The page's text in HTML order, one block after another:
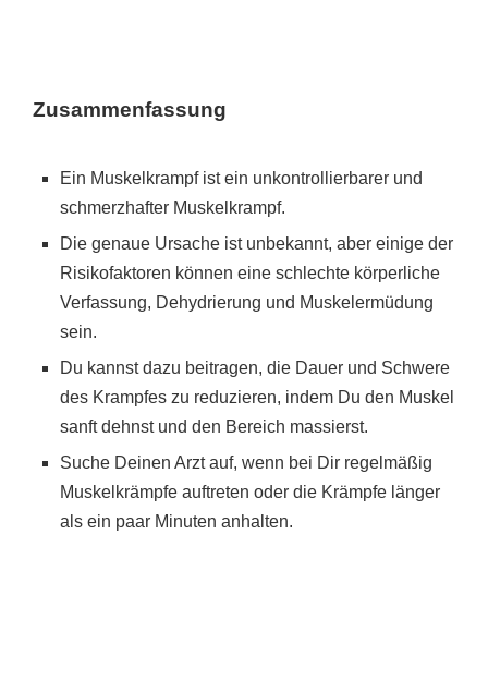
Zusammenfassung
Ein Muskelkrampf ist ein unkontrollierbarer und
schmerzhafter Muskelkrampf.
Die genaue Ursache ist unbekannt, aber einige der
Risikofaktoren können eine schlechte körperliche
Verfassung, Dehydrierung und Muskelermüdung
sein.
Du kannst dazu beitragen, die Dauer und Schwere
des Krampfes zu reduzieren, indem Du den Muskel
sanft dehnst und den Bereich massierst.
Suche Deinen Arzt auf, wenn bei Dir regelmäßig
Muskelkrämpfe auftreten oder die Krämpfe länger
als ein paar Minuten anhalten.